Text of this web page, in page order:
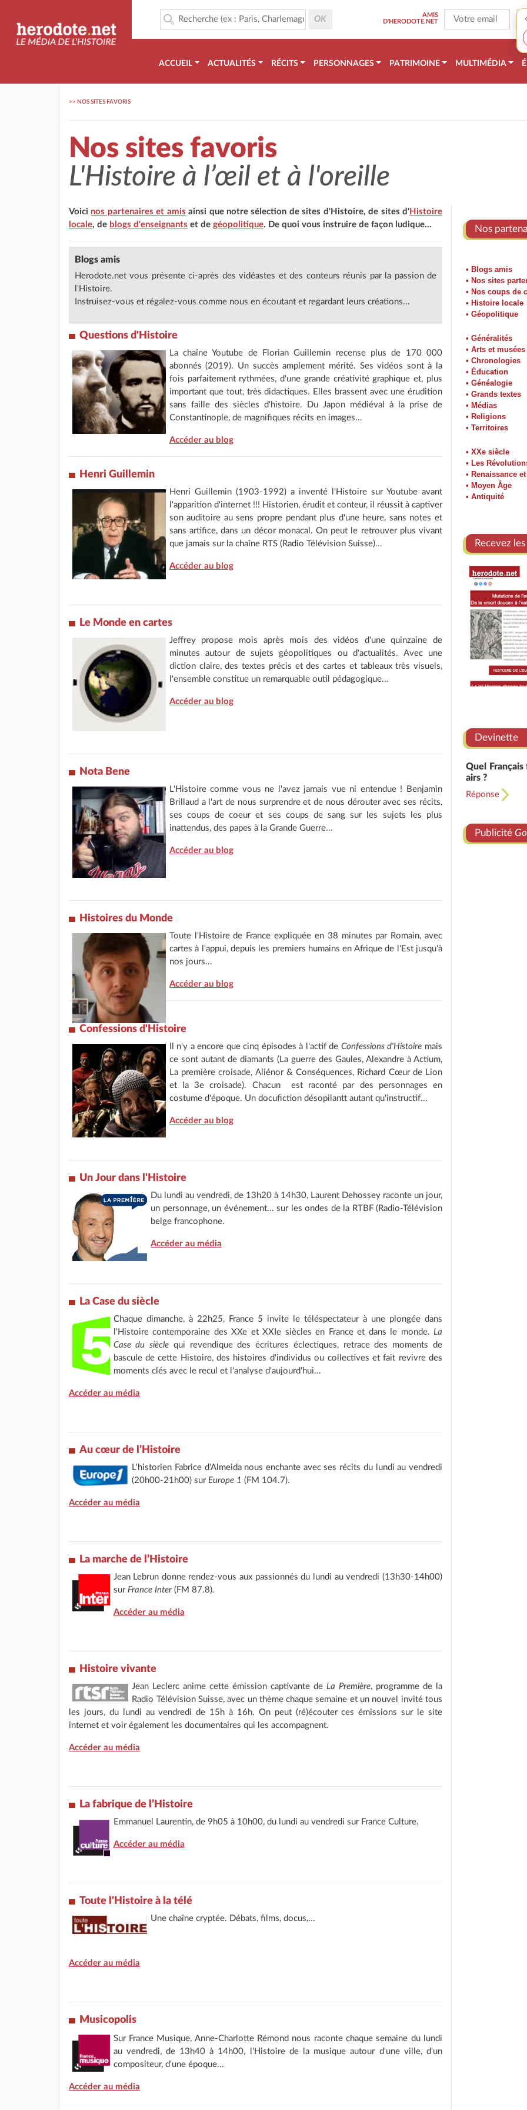
AMIS
D'HERODOTE.NET
ACCUEIL ACTUALITÉS RÉCITS PERSONNAGES PATRIMOINE MULTIMÉDIA
>> NOS SITES FAVORIS
Nos sites favoris
L'Histoire à l’œil et à l'oreille
Voici nos partenaires et amis ainsi que notre sélection de sites d'Histoire, de sites d' Histoire
locale, de blogs d'enseignants et de géopolitique. De quoi vous instruire de façon ludique...
Blogs amis
Herodote.net vous présente ci-après des vidéastes et des conteurs réunis par la passion de
l'Histoire.
Instruisez-vous et régalez-vous comme nous en écoutant et regardant leurs créations...
Questions d'Histoire
La chaîne Youtube de Florian Guillemin recense plus de 170 000
abonnés (2019). Un succès amplement mérité. Ses vidéos sont à la
fois parfaitement rythmées, d'une grande créativité graphique et, plus
important que tout, très didactiques. Elles brassent avec une érudition
sans faille des siècles d'histoire. Du Japon médiéval à la prise de
Constantinople, de magnifiques récits en images...
Accéder au blog
Henri Guillemin
Henri Guillemin (1903-1992) a inventé l'Histoire sur Youtube avant
l'apparition d'internet !!! Historien, érudit et conteur, il réussit à captiver
son auditoire au sens propre pendant plus d'une heure, sans notes et
sans artifice, dans un décor monacal. On peut le retrouver plus vivant
que jamais sur la chaîne RTS (Radio Télévision Suisse)...
Accéder au blog
Le Monde en cartes
Jeffrey propose mois après mois des vidéos d'une quinzaine de
minutes autour de sujets géopolitiques ou d'actualités. Avec une
diction claire, des textes précis et des cartes et tableaux très visuels,
l'ensemble constitue un remarquable outil pédagogique...
Accéder au blog
Nota Bene
L'Histoire comme vous ne l'avez jamais vue ni entendue ! Benjamin
Brillaud a l'art de nous surprendre et de nous dérouter avec ses récits,
ses coups de coeur et ses coups de sang sur les sujets les plus
inattendus, des papes à la Grande Guerre...
Accéder au blog
Histoires du Monde
Toute l'Histoire de France expliquée en 38 minutes par Romain, avec
cartes à l'appui, depuis les premiers humains en Afrique de l'Est jusqu'à
nos jours...
Accéder au blog
Confessions d'Histoire
Il n'y a encore que cinq épisodes à l'actif de Confessions d'Histoire mais
ce sont autant de diamants (La guerre des Gaules, Alexandre à Actium,
La première croisade, Aliénor & Conséquences, Richard Cœur de Lion
et la 3e croisade). Chacun est raconté par des personnages en
costume d'époque. Un docufiction désopilantt autant qu'instructif...
Accéder au blog
Un Jour dans l'Histoire
Du lundi au vendredi, de 13h20 à 14h30, Laurent Dehossey raconte un jour,
un personnage, un événement... sur les ondes de la RTBF (Radio-Télévision
belge francophone.
Accéder au média
La Case du siècle
Chaque dimanche, à 22h25, France 5 invite le téléspectateur à une plongée dans
l'Histoire contemporaine des XXe et XXIe siècles en France et dans le monde. La
Case du siècle qui revendique des écritures éclectiques, retrace des moments de
bascule de cette Histoire, des histoires d'individus ou collectives et fait revivre des
moments clés avec le recul et l'analyse d'aujourd'hui...
Accéder au média
Au cœur de l’Histoire
L'historien Fabrice d'Almeida nous enchante avec ses récits du lundi au vendredi
(20h00-21h00) sur Europe 1 (FM 104.7).
Accéder au média
La marche de l’Histoire
Jean Lebrun donne rendez-vous aux passionnés du lundi au vendredi (13h30-14h00)
sur France Inter(FM 87.8).
Accéder au média
Histoire vivante
Jean Leclerc anime cette émission captivante de La Première, programme de la
Radio Télévision Suisse, avec un thème chaque semaine et un nouvel invité tous
les jours, du lundi au vendredi de 15h à 16h. On peut (ré)écouter ces émissions sur le site
internet et voir également les documentaires qui les accompagnent.
Accéder au média
La fabrique de l’Histoire
Emmanuel Laurentin, de 9h05 à 10h00, du lundi au vendredi sur France Culture.
Accéder au média
Toute l'Histoire à la télé
Une chaîne cryptée. Débats, films, docus,...
Accéder au média
Musicopolis
Sur France Musique, Anne-Charlotte Rémond nous raconte chaque semaine du lundi
au vendredi, de 13h40 à 14h00, l'Histoire de la musique autour d'une ville, d'un
compositeur, d'une époque...
Accéder au média
Nos
• Blogs amis
• Nos sites
• Nos coups de
• Histoire locale
• Géopolitique
• Généralités
• Arts et musées
• Chronologies
• Éducation
• Généalogie
• Grands textes
• Médias
• Religions
• Territoires
• XXe siècle
• Les
• Renaissance
• Moyen Âge
• Antiquité
Recevez
Devinette
Quel
airs ?
Réponse
Publicité